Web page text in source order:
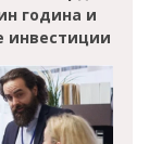
година и
инвестиции